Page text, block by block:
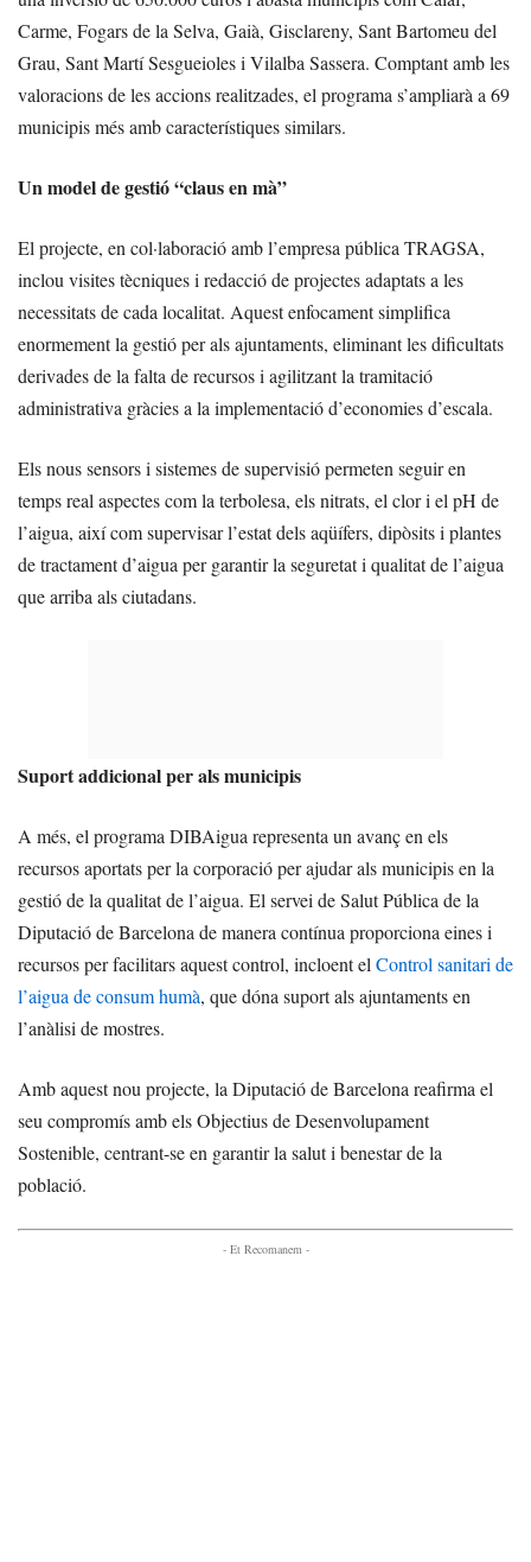
Carme, Fogars de la Selva, Gaià, Gisclareny, Sant Bartomeu del
Grau, Sant Martí Sesgueioles i Vilalba Sassera. Comptant amb les
valoracions de les accions realitzades, el programa s’ampliarà a 69
municipis més amb característiques similars.
Un model de gestió “claus en mà”
El projecte, en col·laboració amb l’empresa pública TRAGSA,
inclou visites tècniques i redacció de projectes adaptats a les
necessitats de cada localitat. Aquest enfocament simplifica
enormement la gestió per als ajuntaments, eliminant les dificultats
derivades de la falta de recursos i agilitzant la tramitació
administrativa gràcies a la implementació d’economies d’escala.
Els nous sensors i sistemes de supervisió permeten seguir en
temps real aspectes com la terbolesa, els nitrats, el clor i el pH de
l’aigua, així com supervisar l’estat dels aqüífers, dipòsits i plantes
de tractament d’aigua per garantir la seguretat i qualitat de l’aigua
que arriba als ciutadans.
Suport addicional per als municipis
A més, el programa DIBAigua representa un avanç en els
recursos aportats per la corporació per ajudar als municipis en la
gestió de la qualitat de l’aigua. El servei de Salut Pública de la
Diputació de Barcelona de manera contínua proporciona eines i
recursos per facilitars aquest control, incloent el Control sanitari de
l’aigua de consum humà, que dóna suport als ajuntaments en
l’anàlisi de mostres.
Amb aquest nou projecte, la Diputació de Barcelona reafirma el
seu compromís amb els Objectius de Desenvolupament
Sostenible, centrant-se en garantir la salut i benestar de la
població.
- Et Recomanem -